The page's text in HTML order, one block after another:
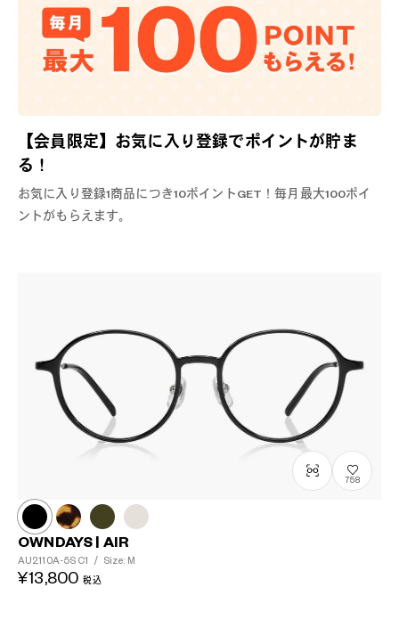
【会員限定】お気に入り登録でポイントが貯ま
る！
お気に入り登録1商品につき10ポイントGET！毎月最大100ポイ
ントがもらえます。
758
OWNDAYS | AIR
AU2110A-5S C1 / Size: M
¥13,800 税込